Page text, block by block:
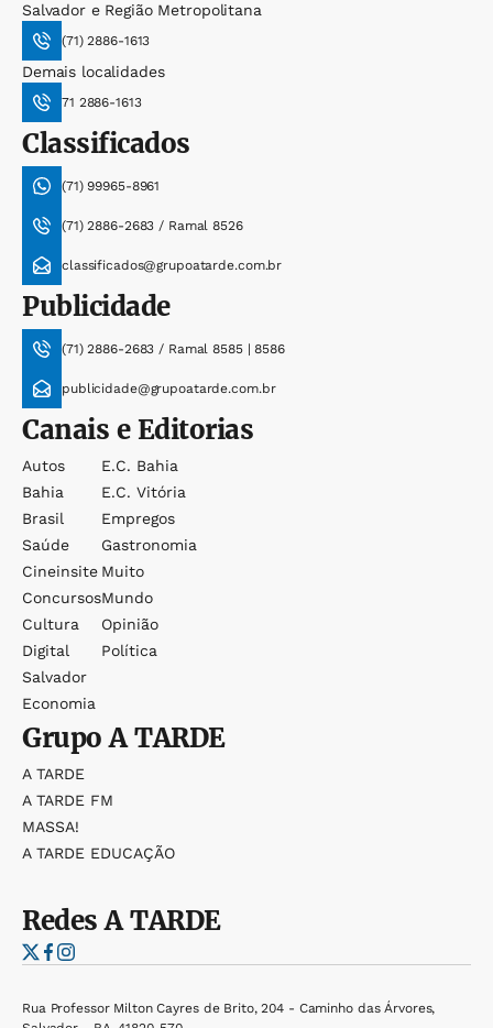
Salvador e Região Metropolitana
(71) 2886-1613
Demais localidades
71 2886-1613
Classificados
(71) 99965-8961
(71) 2886-2683 / Ramal 8526
classificados@grupoatarde.com.br
Publicidade
(71) 2886-2683 / Ramal 8585 | 8586
publicidade@grupoatarde.com.br
Canais e Editorias
Autos
Bahia
Brasil
Saúde
Cineinsite
Concursos
Cultura
Digital
Salvador
Economia
E.c. Bahia
E.c. Vitória
Empregos
Gastronomia
Muito
Mundo
Opinião
Política
GrupoA TARDE
A TARDE
A TARDE FM
MASSA!
A TARDE EDUCAÇÃO
RedesA TARDE
Rua Professor Milton Cayres de Brito, 204 - Caminho das Árvores,